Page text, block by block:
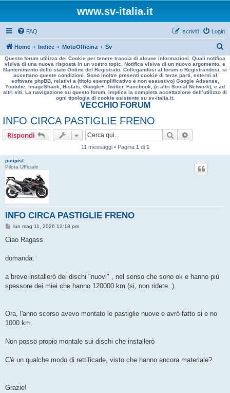
www.sv-italia.it
FAQ Login
Iscriviti
Home Indice MotoOfficina Sv
e
r
a
Questo forum utilizza dei Cookie per tenere traccia di alcune informazioni. Quali notifica
visiva di una nuova risposta in un vostro topic, Notifica visiva di un nuovo argomento, e
Mantenimento dello stato Online del Registrato. Collegandosi al forum o Registrandosi, si
accettano queste condizioni. Sono inoltre presenti cookie di terze parti, esterni al
software phpBB, relativi a (titolo esemplificativo e non esaustivo) Google Adsense,
Youtube, ImageShack, Histats, Google+, Twitter, Facebook, (e altri Social Network), e ad
altri siti. La navigazione su questo forum, implica la completa accettazione dell’utilizzo di
ogni tipologia di cookie esistente su sv-italia.it.
VECCHIO FORUM
INFO CIRCA PASTIGLIE FRENO
Rispondi Cerca
11 messaggi • Pagina 1 di 1
picipist
Pilota Ufficiale
INFO CIRCA PASTIGLIE FRENO
M
s
g
o
lun mag 11, 2026 12:18 pm
Ciao Ragass
domanda:
a breve installerò dei dischi "nuovi" , nel senso che sono ok e hanno più
spessore dei miei che hanno 120000 km (si, non ridete..).
Ora, l'anno scorso avevo montato le pastiglie nuove e avrò fatto si e no
1000 km.
Non posso propio montale sui dischi che installerò
C'è un qualche modo di rettificarle, visto che hanno ancora materiale?
Grazie!